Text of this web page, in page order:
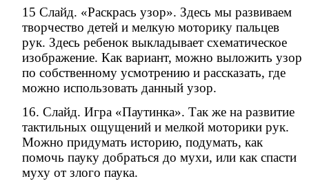
15 Слайд. «Раскрась узор». Здесь мы развиваем
творчество детей и мелкую моторику пальцев
рук. Здесь ребенок выкладывает схематическое
изображение. Как вариант, можно выложить узор
по собственному усмотрению и рассказать, где
можно использовать данный узор.
16. Слайд. Игра «Паутинка». Так же на развитие
тактильных ощущений и мелкой моторики рук.
Можно придумать историю, подумать, как
помочь пауку добраться до мухи, или как спасти
муху от злого паука.